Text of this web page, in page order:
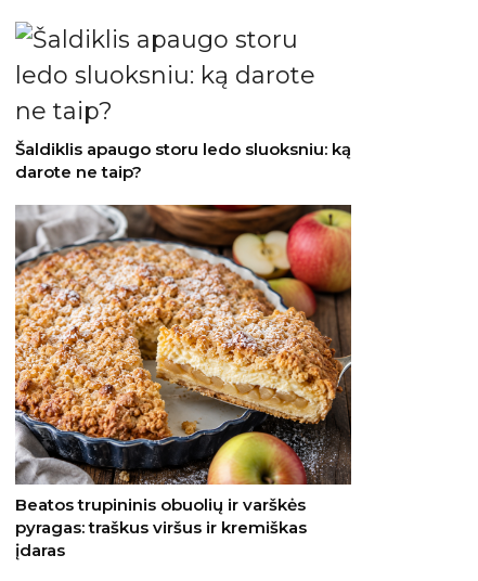
Šaldiklis apaugo storu ledo sluoksniu: ką
darote ne taip?
Beatos trupininis obuolių ir varškės
pyragas: traškus viršus ir kremiškas
įdaras